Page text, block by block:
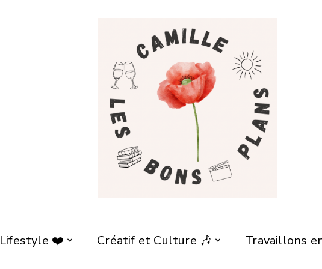
Lifestyle ❤️ Créatif et Culture 🎶 Travaillons